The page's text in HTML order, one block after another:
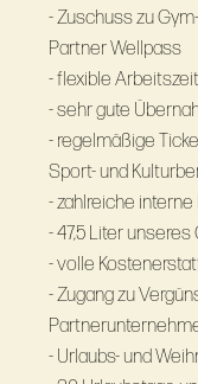
- Zuschuss zu
Partner Wellpass
- flexible
- sehr gute
- regelmäßige
Sport- und
- zahlreiche
- 47,5 Liter
- volle
- Zugang zu
- Urlaubs- und